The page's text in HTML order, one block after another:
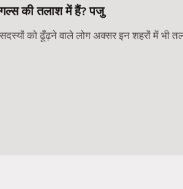
की तलाश में हैं? पजु
को ढूँढ़ने वाले लोग अक्सर इन शहरों में भी